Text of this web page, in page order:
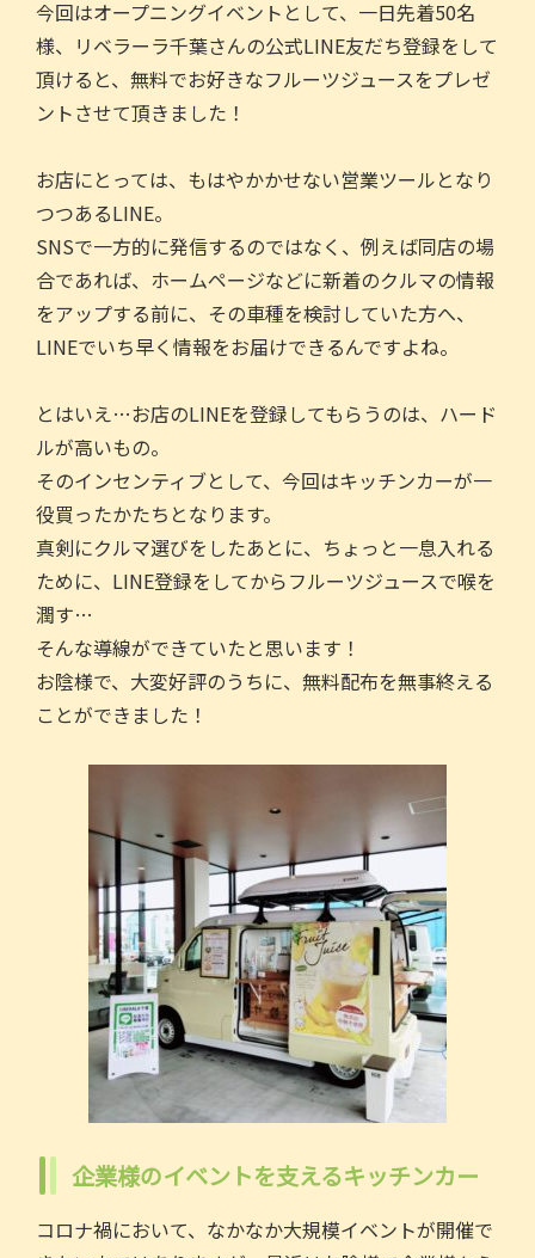
今回はオープニングイベントとして、一日先着50名
様、リベラーラ千葉さんの公式LINE友だち登録をして
頂けると、無料でお好きなフルーツジュースをプレゼ
ントさせて頂きました！
お店にとっては、もはやかかせない営業ツールとなり
つつあるLINE。
SNSで一方的に発信するのではなく、例えば同店の場
合であれば、ホームページなどに新着のクルマの情報
をアップする前に、その車種を検討していた方へ、
LINEでいち早く情報をお届けできるんですよね。
とはいえ…お店のLINEを登録してもらうのは、ハード
ルが高いもの。
そのインセンティブとして、今回はキッチンカーが一
役買ったかたちとなります。
真剣にクルマ選びをしたあとに、ちょっと一息入れる
ために、LINE登録をしてからフルーツジュースで喉を
潤す…
そんな導線ができていたと思います！
お陰様で、大変好評のうちに、無料配布を無事終える
ことができました！
企業様のイベントを支えるキッチンカー
コロナ禍において、なかなか大規模イベントが開催で